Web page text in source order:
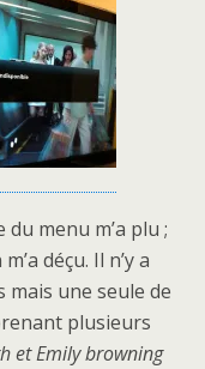
menu m’a plu ;
déçu. Il n’y a
mais une seule de
plusieurs
et Emily browning